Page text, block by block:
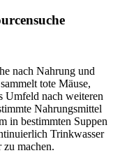
nach Nahrung und
tote Mäuse,
Umfeld nach weiteren
Nahrungsmittel
in bestimmten Suppen
Trinkwasser
zu machen.